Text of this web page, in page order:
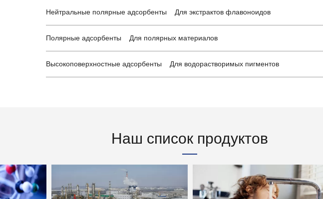
Нейтральные полярные адсорбенты Для экстрактов флавоноидов
Полярные адсорбенты Для полярных материалов
Высокоповерхностные адсорбенты Для водорастворимых пигментов
Наш список продуктов